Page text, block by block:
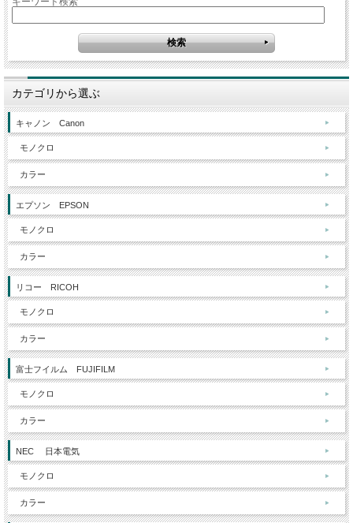
カテゴリから選ぶ
キャノン Canon
モノクロ
カラー
エプソン EPSON
モノクロ
カラー
リコー RICOH
モノクロ
カラー
富士フイルム FUJIFILM
モノクロ
カラー
NEC 日本電気
モノクロ
カラー